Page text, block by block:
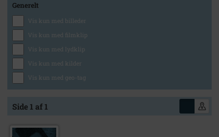
Generelt
Vis kun med billeder
Vis kun med filmklip
Vis kun med lydklip
Vis kun med kilder
Vis kun med geo-tag
Side 1 af 1